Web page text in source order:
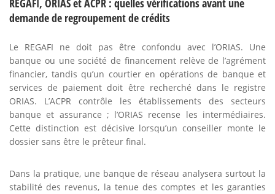
REGAFI, ORIAS et ACPR : quelles vérifications avant une
demande de regroupement de crédits
Le REGAFI ne doit pas être confondu avec l’ORIAS. Une
banque ou une société de financement relève de l’agrément
financier, tandis qu’un courtier en opérations de banque et
services de paiement doit être recherché dans le registre
ORIAS. L’ACPR contrôle les établissements des secteurs
banque et assurance ; l’ORIAS recense les intermédiaires.
Cette distinction est décisive lorsqu’un conseiller monte le
dossier sans être le prêteur final.
Dans la pratique, une banque de réseau analysera surtout la
stabilité des revenus, la tenue des comptes et les garanties